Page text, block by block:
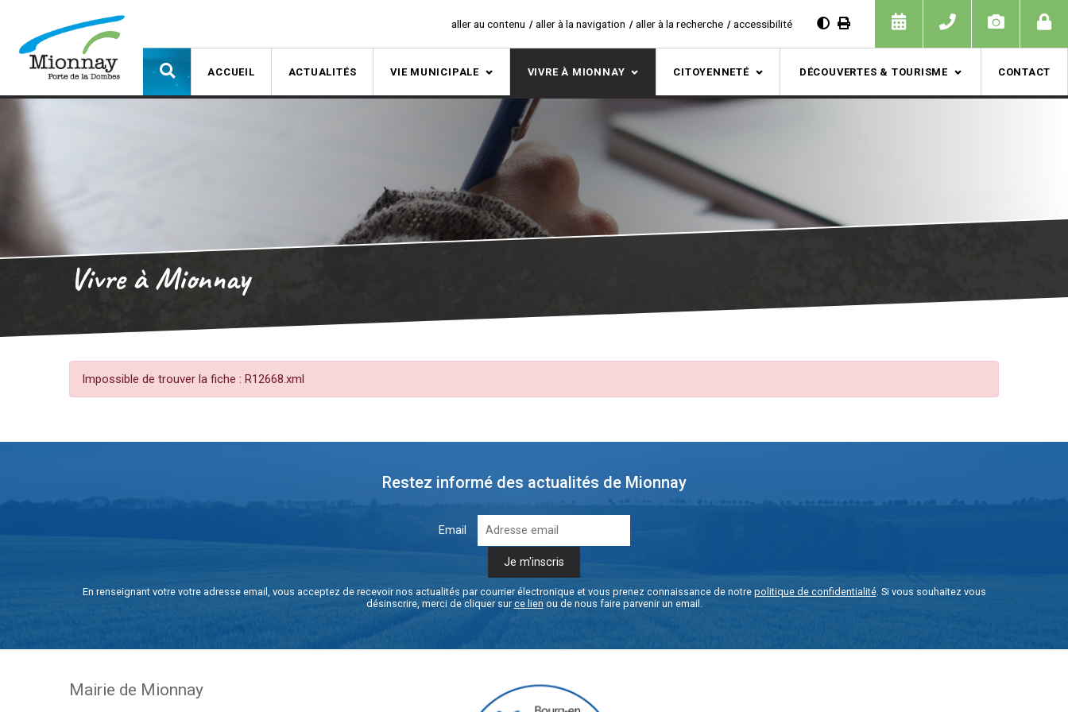
aller au contenu aller à la navigation aller à la recherche accessibilité
ACCUEIL ACTUALITÉS VIE MUNICIPALE VIVRE À MIONNAY CITOYENNETÉ DÉCOUVERTES & TOURISME CONTACT
Vivre à Mionnay
Impossible de trouver la fiche : R12668.xml
Restez informé des actualités de Mionnay
Email
En renseignant votre votre adresse email, vous acceptez de recevoir nos actualités par courrier électronique et vous prenez connaissance de notre politique de confidentialité. Si vous souhaitez vous
désinscrire, merci de cliquer surce lien ou de nous faire parvenir un email.
Mairie de Mionnay